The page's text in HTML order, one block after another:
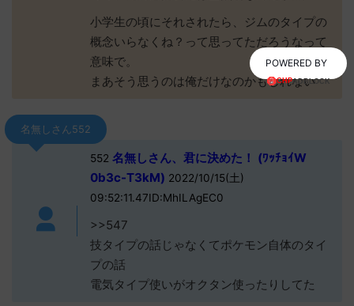
小学生の頃にそれされたら、ジムのタイプの
概念いらなくね？って思ってただろうなって
意味で。
まあそう思うのは俺だけなのかもしれない
名無しさん552
552 名無しさん、君に決めた！ (ﾜｯﾁｮｲW
0b3c-T3kM) 2022/10/15(土)
09:52:11.47ID:MhILAgEC0
>>547
技タイプの話じゃなくてポケモン自体のタイ
プの話
電気タイプ使いがオクタン使ったりしてた
POWERED BY